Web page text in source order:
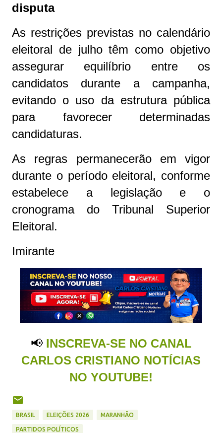
disputa
As restrições previstas no calendário
eleitoral de julho têm como objetivo
assegurar equilíbrio entre os
candidatos durante a campanha,
evitando o uso da estrutura pública
para favorecer determinadas
candidaturas.
As regras permanecerão em vigor
durante o período eleitoral, conforme
estabelece a legislação e o
cronograma do Tribunal Superior
Eleitoral.
Imirante
📢 INSCREVA-SE NO CANAL
CARLOS CRISTIANO NOTÍCIAS
NO YOUTUBE!
BRASIL ELEIÇÕES 2026 MARANHÃO
PARTIDOS POLÍTICOS